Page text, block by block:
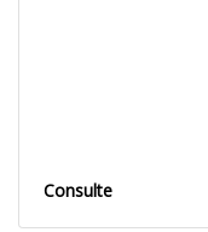
Consulte